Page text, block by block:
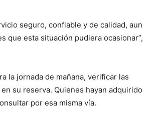
seguro, confiable y de calidad, aun
que esta situación pudiera ocasionar”,
la jornada de mañana, verificar las
su reserva. Quienes hayan adquirido
por esa misma vía.